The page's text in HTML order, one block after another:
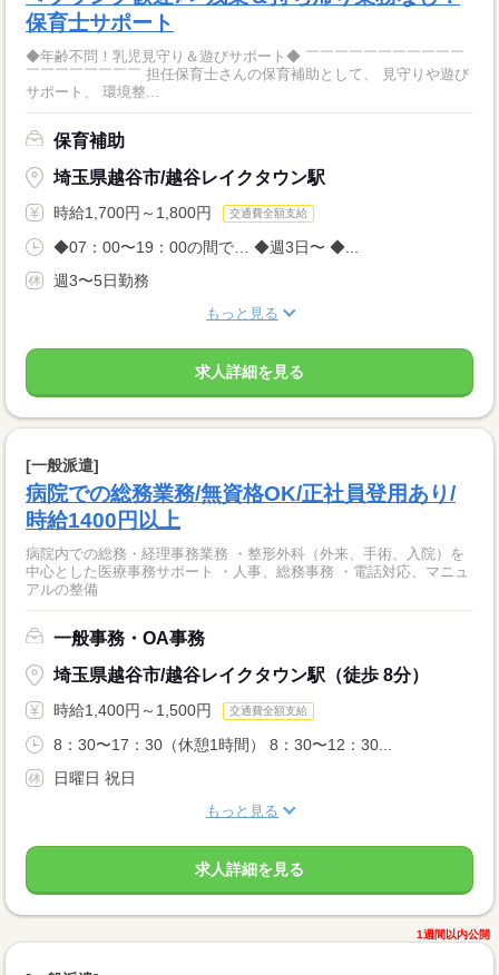
保育士サポート
◆年齢不問！乳児見守り＆遊びサポート◆ ￣￣￣￣￣￣￣￣￣￣￣
￣￣￣￣￣￣￣￣ 担任保育士さんの保育補助として、 見守りや遊び
サポート、 環境整...
保育補助
埼玉県越谷市/越谷レイクタウン駅
時給1,700円～1,800円 交通費全額支給
◆07：00〜19：00の間で… ◆週3日〜 ◆...
週3〜5日勤務
もっと見る
求人詳細を見る
[一般派遣]
病院での総務業務/無資格OK/正社員登用あり/
時給1400円以上
病院内での総務・経理事務業務 ・整形外科（外来、手術、入院）を
中心とした医療事務サポート ・人事、総務事務 ・電話対応、マニュ
アルの整備
一般事務・OA事務
埼玉県越谷市/越谷レイクタウン駅（徒歩 8分）
時給1,400円～1,500円 交通費全額支給
8：30〜17：30（休憩1時間） 8：30〜12：30...
日曜日 祝日
もっと見る
求人詳細を見る
1週間以内公開